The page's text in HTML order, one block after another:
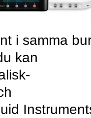
i samma
kan